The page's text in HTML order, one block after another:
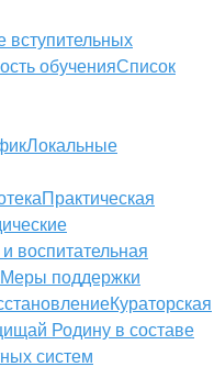
вступительных
обученияCписок
Локальные
Практическая
воспитательная
Меры поддержки
Кураторская
Родину в составе
систем